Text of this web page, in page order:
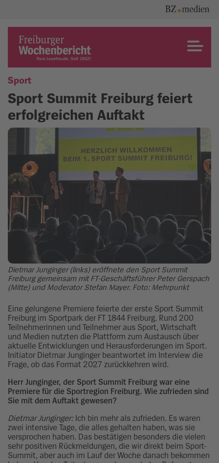
content
Freiburger Wochenbericht
Sport
Sport Summit Freiburg feiert
erfolgreichen Auftakt
Dietmar Junginger (links) eröffnete den Sport Summit
Freiburg gemeinsam mit FT-Geschäftsführer Peter Gerspach
(Mitte) und Moderator Stefan Mayer. Foto: Mehrpunkt
Eine gelungene Premiere feierte der erste Sport Summit
Freiburg im Sportpark der FT 1844 Freiburg. Rund 200
Teilnehmerinnen und Teilnehmer aus Sport, Wirtschaft
und Medien nutzten die Plattform zum Austausch über
aktuelle Entwicklungen und Herausforderungen im Sport.
Initiator Dietmar Junginger beantwortet im Interview die
Frage, ob das Format 2027 zurückkehren wird.
Herr Junginger, der Sport Summit Freiburg war eine
Premiere für die Sportregion Freiburg. Wie zufrieden sind
Sie mit dem Auftakt gewesen?
Dietmar Junginger: Ich bin mehr als zufrieden. Es waren
zwei intensive Tage, die alles gehalten haben, was sie
versprochen haben. Das bestätigen besonders die vielen
sehr positiven Rückmeldungen, die wir direkt beim Sport-
Summit, aber auch im Lauf der Woche danach bekommen